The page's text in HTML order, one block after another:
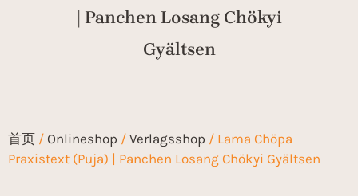
| Panchen Losang Chökyi
Gyältsen
首页 / Onlineshop / Verlagsshop / Lama Chöpa
Praxistext (Puja) | Panchen Losang Chökyi Gyältsen